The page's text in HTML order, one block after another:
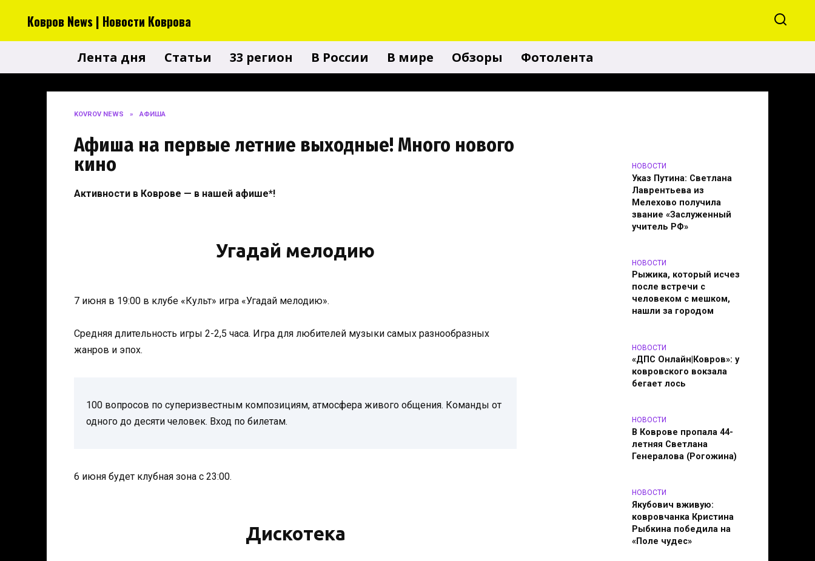
Ковров News | Новости Коврова
Лента дня Статьи 33 регион В России В мире Обзоры Фотолента
KOVROV NEWS » АФИША
Афиша на первые летние выходные! Много нового
кино
Активности в Коврове — в нашей афише*!
Угадай мелодию
7 июня в 19:00 в клубе «Культ» игра «Угадай мелодию».
Средняя длительность игры 2-2,5 часа. Игра для любителей музыки самых разнообразных
жанров и эпох.
100 вопросов по суперизвестным композициям, атмосфера живого общения. Команды от
одного до десяти человек. Вход по билетам.
6 июня будет клубная зона с 23:00.
Дискотека
НОВОСТИ
Указ Путина: Светлана
Лаврентьева из
Мелехово получила
звание «Заслуженный
учитель РФ»
НОВОСТИ
Рыжика, который исчез
после встречи с
человеком с мешком,
нашли за городом
НОВОСТИ
«ДПС Онлайн|Ковров»: у
ковровского вокзала
бегает лось
НОВОСТИ
В Коврове пропала 44-
летняя Светлана
Генералова (Рогожина)
НОВОСТИ
Якубович вживую:
ковровчанка Кристина
Рыбкина победила на
«Поле чудес»